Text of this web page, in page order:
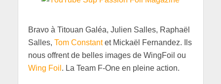
Bravo à Titouan Galéa, Julien Salles, Raphaël
Salles, Tom Constantet Mickaël Fernandez. Ils
nous offrent de belles images de WingFoil ou
Wing Foil . La Team F-One en pleine action.